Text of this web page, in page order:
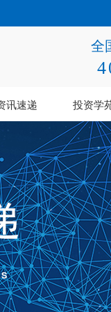
全
讯速递 投资学